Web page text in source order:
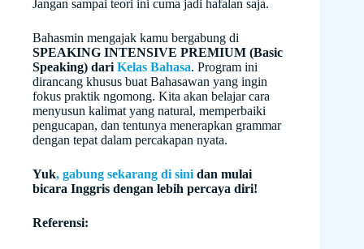
Jangan sampai teori ini cuma jadi hafalan saja.
Bahasmin mengajak kamu bergabung di
SPEAKING INTENSIVE PREMIUM (Basic
Speaking) dari Kelas Bahasa. Program ini
dirancang khusus buat Bahasawan yang ingin
fokus praktik ngomong. Kita akan belajar cara
menyusun kalimat yang natural, memperbaiki
pengucapan, dan tentunya menerapkan grammar
dengan tepat dalam percakapan nyata.
Yuk, gabung sekarang di sini dan mulai
bicara Inggris dengan lebih percaya diri!
Referensi: